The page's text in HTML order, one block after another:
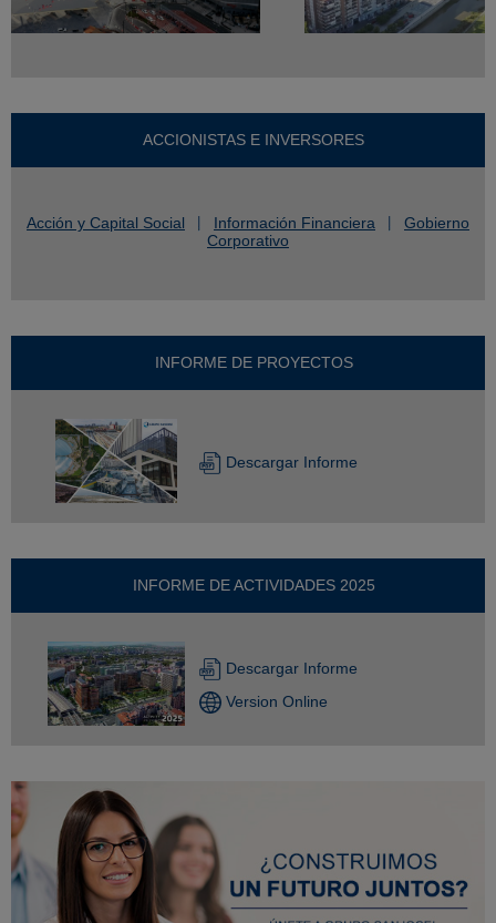
ACCIONISTAS E INVERSORES
Acción y Capital Social Información Financiera
Gobierno
Corporativo
INFORME DE PROYECTOS
Descargar Informe
INFORME DE ACTIVIDADES 2025
Descargar Informe
Version Online